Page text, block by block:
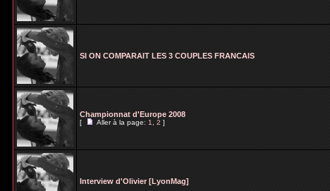
SI ON COMPARAIT LES 3 COUPLES FRANCAIS
Championnat d'Europe 2008
[ Aller à la page:1,2]
Interview d'Olivier [LyonMag]